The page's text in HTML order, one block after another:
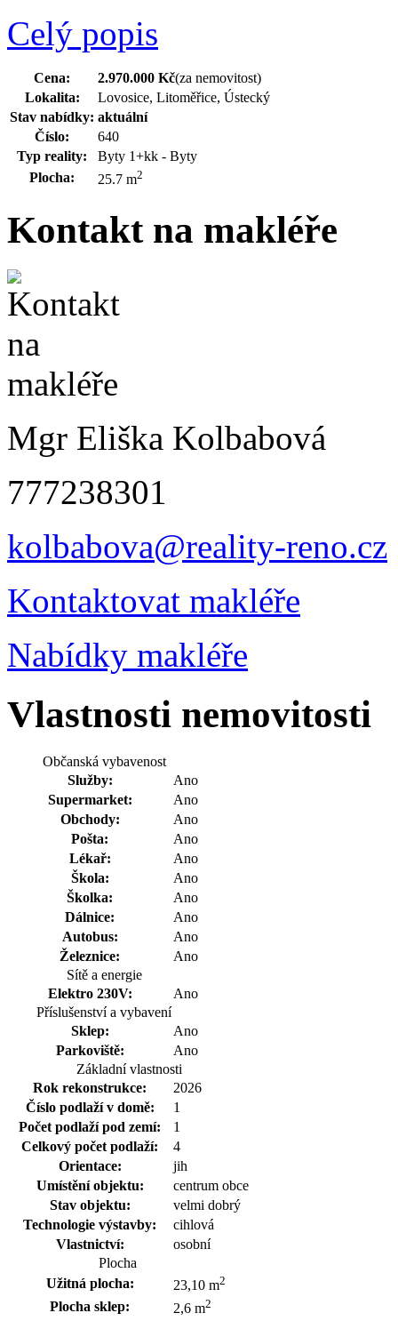
Celý popis
Cena: 2.970.000 Kč(za nemovitost)
Lokalita:
Lovosice, Litoměřice, Ústecký
Stav nabídky: aktuální
Číslo:
640
Typ reality:
Byty 1+kk - Byty
Plocha:
25.7 m2
Kontakt na makléře
Mgr Eliška Kolbabová
777238301
kolbabova@reality-reno.cz
Kontaktovat makléře
Nabídky makléře
Vlastnosti nemovitosti
Občanská vybavenost
Služby:
Ano
Supermarket:
Ano
Obchody:
Ano
Pošta:
Ano
Lékař:
Ano
Škola:
Ano
Školka:
Ano
Dálnice:
Ano
Autobus:
Ano
Železnice:
Ano
Sítě a energie
Elektro 230V:
Ano
Příslušenství a vybavení
Sklep:
Ano
Parkoviště:
Ano
Základní vlastnosti
Rok rekonstrukce:
2026
Číslo podlaží v domě:
1
Počet podlaží pod zemí:
1
Celkový počet podlaží:
4
Orientace:
jih
Umístění objektu:
centrum obce
Stav objektu:
velmi dobrý
Technologie výstavby:
cihlová
Vlastnictví:
osobní
Plocha
Užitná plocha:
23,10 m2
Plocha sklep: 2,6 m2